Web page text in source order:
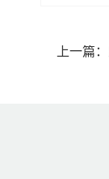
上一篇：